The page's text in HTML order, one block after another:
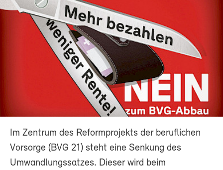
Im Zentrum des Reformprojekts der beruflichen
Vorsorge (BVG 21) steht eine Senkung des
Umwandlungssatzes. Dieser wird beim